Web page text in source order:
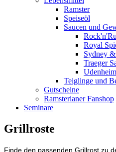
Ramster
Speiseöl
Saucen und
Royal
Sydney
Traeger
Teiglinge und
Gutscheine
Ramsterianer Fanshop
Seminare
Grillroste
Finde den passenden Grillrost zu